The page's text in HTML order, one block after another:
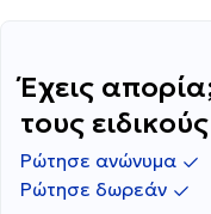
Έχεις
τους
Ρώτησε ανώνυμα
Ρώτησε δωρεάν